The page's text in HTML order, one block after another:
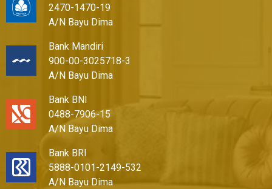
2470-1470-19
A/N Bayu Dima
Bank Mandiri
900-00-3025718-3
A/N Bayu Dima
Bank BNI
0488-7906-15
A/N Bayu Dima
Bank BRI
5888-0101-2149-532
A/N Bayu Dima